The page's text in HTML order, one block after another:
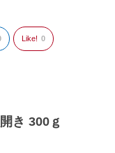
Like! 0
き 300ｇ